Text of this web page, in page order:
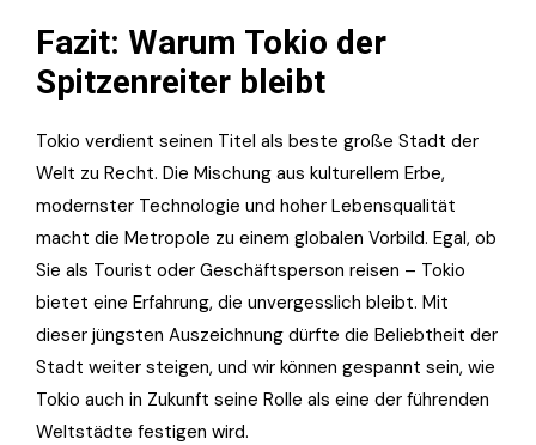
Fazit: Warum Tokio der
Spitzenreiter bleibt
Tokio verdient seinen Titel als beste große Stadt der
Welt zu Recht. Die Mischung aus kulturellem Erbe,
modernster Technologie und hoher Lebensqualität
macht die Metropole zu einem globalen Vorbild. Egal, ob
Sie als Tourist oder Geschäftsperson reisen – Tokio
bietet eine Erfahrung, die unvergesslich bleibt. Mit
dieser jüngsten Auszeichnung dürfte die Beliebtheit der
Stadt weiter steigen, und wir können gespannt sein, wie
Tokio auch in Zukunft seine Rolle als eine der führenden
Weltstädte festigen wird.